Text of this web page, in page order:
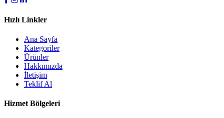
Hızlı Linkler
Ana Sayfa
Kategoriler
Ürünler
Hakkımızda
İletişim
Teklif Al
Hizmet Bölgeleri